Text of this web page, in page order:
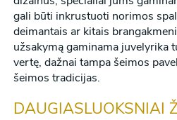
gali būti inkrustuoti norimos
deimantais ar kitais
užsakymą gaminama juvelyrika
vertę, dažnai tampa šeimos
šeimos tradicijas.
DAUGIASLUOKSNIAI